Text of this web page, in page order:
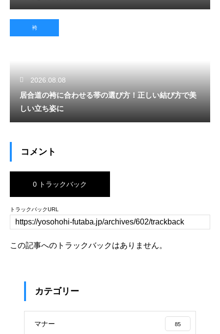
袴
2026.08.08
居合道の袴に合わせる帯の選び方！正しい結び方で美
しい立ち姿に
コメント
0 トラックバック
トラックバックURL
この記事へのトラックバックはありません。
カテゴリー
マナー 85